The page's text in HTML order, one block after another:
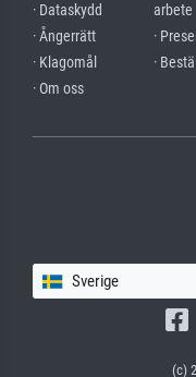
· Dataskydd
· Ångerrätt
· Klagomål
· Om oss
arbete
·
·
Sverige
(c)